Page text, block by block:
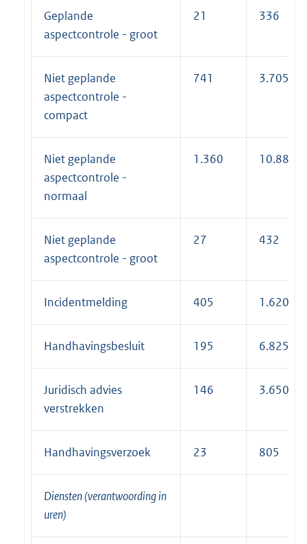
Geplande
aspectcontrole - groot
21 336
Niet geplande
aspectcontrole -
compact
741 3.705
Niet geplande
aspectcontrole -
normaal
1.360 10.880
Niet geplande
aspectcontrole - groot
27 432
Incidentmelding 405 1.620
Handhavingsbesluit 195 6.825
Juridisch advies
verstrekken
146 3.650
Handhavingsverzoek 23 805
Diensten (verantwoording in
uren)